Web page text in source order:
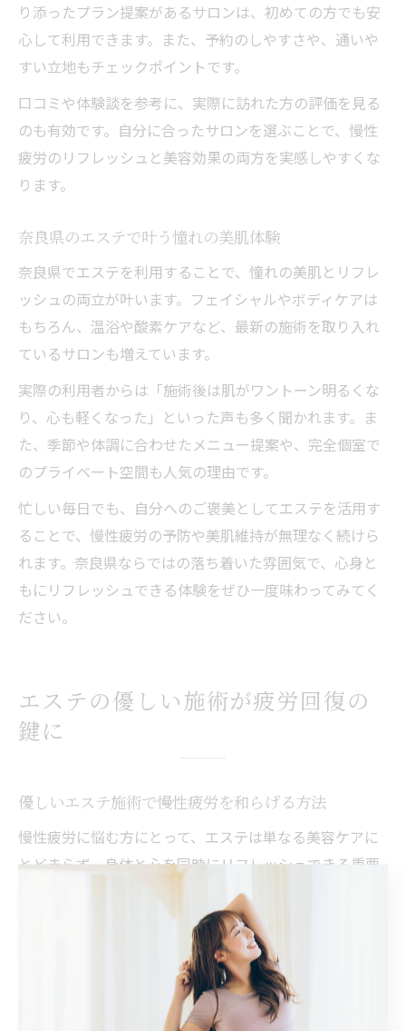
り添ったプラン提案があるサロンは、初めての方でも安
心して利用できます。また、予約のしやすさや、通いや
すい立地もチェックポイントです。
口コミや体験談を参考に、実際に訪れた方の評価を見る
のも有効です。自分に合ったサロンを選ぶことで、慢性
疲労のリフレッシュと美容効果の両方を実感しやすくな
ります。
奈良県のエステで叶う憧れの美肌体験
奈良県でエステを利用することで、憧れの美肌とリフレ
ッシュの両立が叶います。フェイシャルやボディケアは
もちろん、温浴や酸素ケアなど、最新の施術を取り入れ
ているサロンも増えています。
実際の利用者からは「施術後は肌がワントーン明るくな
り、心も軽くなった」といった声も多く聞かれます。ま
た、季節や体調に合わせたメニュー提案や、完全個室で
のプライベート空間も人気の理由です。
忙しい毎日でも、自分へのご褒美としてエステを活用す
ることで、慢性疲労の予防や美肌維持が無理なく続けら
れます。奈良県ならではの落ち着いた雰囲気で、心身と
もにリフレッシュできる体験をぜひ一度味わってみてく
ださい。
エステの優しい施術が疲労回復の
鍵に
優しいエステ施術で慢性疲労を和らげる方法
慢性疲労に悩む方にとって、エステは単なる美容ケアに
とどまらず、身体と心を同時にリフレッシュできる重要
な手段です。特に奈良県のエステサロンでは、優しいタ
ッチや温かみのある施術を重視し、日々の疲れやストレ
スを和らげることに注力しています。
例えば、温熱を利用したトリートメントや、アロマの香
りに包まれるリラクゼーションメニューは、全身の緊張